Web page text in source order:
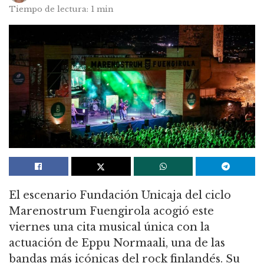
Tiempo de lectura: 1 min
El escenario Fundación Unicaja del ciclo
Marenostrum Fuengirola acogió este
viernes una cita musical única con la
actuación de Eppu Normaali, una de las
bandas más icónicas del rock finlandés. Su